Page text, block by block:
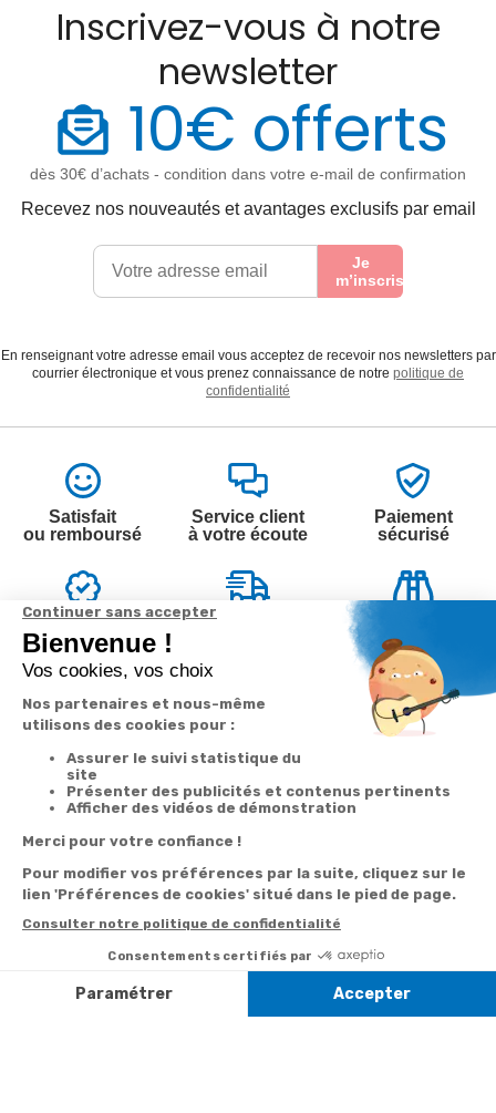
Inscrivez-vous à notre
newsletter
10€ offerts
dès 30€ d’achats - condition dans votre e-mail de confirmation
Recevez nos nouveautés et avantages exclusifs par email
Je
m’inscris
En renseignant votre adresse email vous acceptez de recevoir nos newsletters par
courrier électronique et vous prenez connaissance de notre politique de
confidentialité
Satisfait
ou remboursé
Service client
à votre écoute
Paiement
sécurisé
Garantie
2 ans
Livraison
commande
Votre
commande
Suivi de
commande
Paiement facilité
Satisfait ou
remboursé, retour
ou échange
promotionnels
Nos services
Besoin d'aide
Abonnement à la
newsletter
Désabonnement à
la newsletter
1ère visite
Commander à
fréquentes
Par
322
+ prix
de 9h à 13h
Par email :
Contactez-
nous